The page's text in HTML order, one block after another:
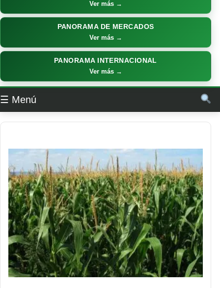
Ver más →
PANORAMA DE MERCADOS
Ver más →
PANORAMA INTERNACIONAL
Ver más →
☰ Menú